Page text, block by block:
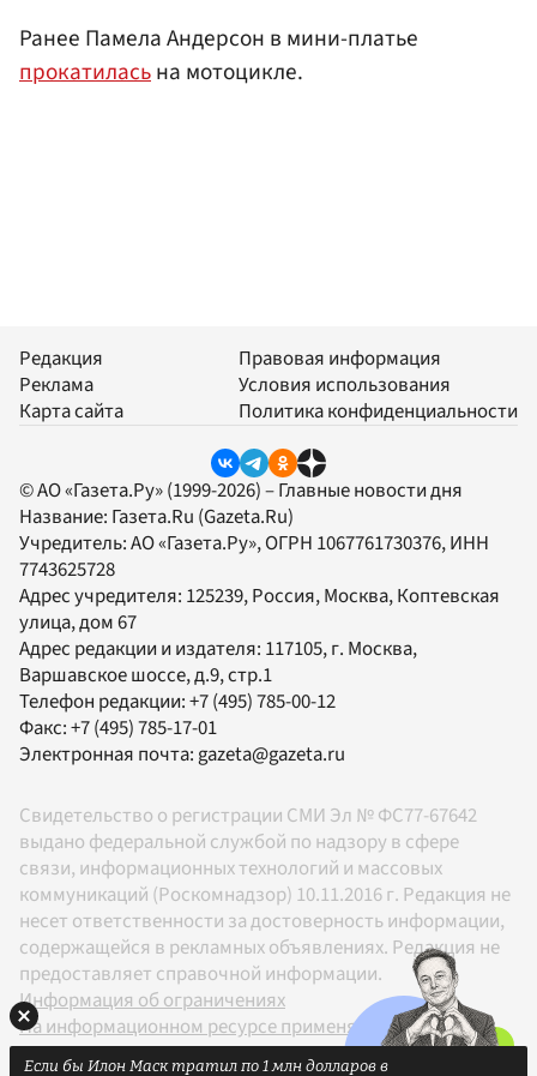
Ранее Памела Андерсон в мини-платье
прокатиласьна мотоцикле.
Редакция
Реклама
Карта сайта
Правовая информация
Условия использования
Политика конфиденциальности
© АО «Газета.Ру» (1999-2026) – Главные новости дня
Название: Газета.Ru (Gazeta.Ru)
Учредитель:АО «Газета.Ру», ОГРН 1067761730376, ИНН
7743625728
Адрес учредителя: 125239, Россия, Москва, Коптевская
улица, дом 67
Адрес редакции и издателя: 117105, г. Москва,
Варшавское шоссе, д.9, стр.1
Телефон редакции:+7 (495) 785-00-12
Факс:+7 (495) 785-17-01
Электронная почта:gazeta@gazeta.ru
Свидетельство о регистрации СМИ Эл № ФС77-67642
выдано федеральной службой по надзору в сфере
связи, информационных технологий и массовых
коммуникаций (Роскомнадзор) 10.11.2016 г. Редакция не
несет ответственности за достоверность информации,
содержащейся в рекламных объявлениях. Редакция не
предоставляет справочной информации.
Информация об ограничениях
На информационном ресурсе применяются
рекомендательные технологии в соответствии с
Если бы Илон Маск тратил по 1 млн долларов в